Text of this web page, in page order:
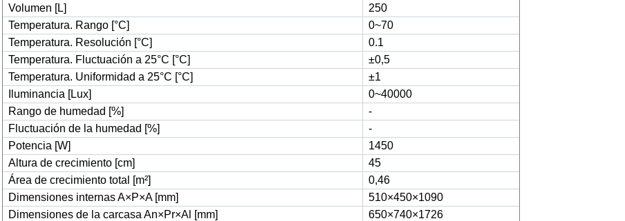
Volumen [L]
250
Temperatura. Rango [°C]
0~70
Temperatura. Resolución [°C]
0.1
Temperatura. Fluctuación a 25°C [°C]
±0,5
Temperatura. Uniformidad a 25°C [°C]
±1
Iluminancia [Lux]
0~40000
Rango de humedad [%]
-
Fluctuación de la humedad [%]
-
Potencia [W]
1450
Altura de crecimiento [cm]
45
Área de crecimiento total [m²]
0,46
Dimensiones internas A×P×A [mm]
510×450×1090
Dimensiones de la carcasa An×Pr×Al [mm]
650×740×1726